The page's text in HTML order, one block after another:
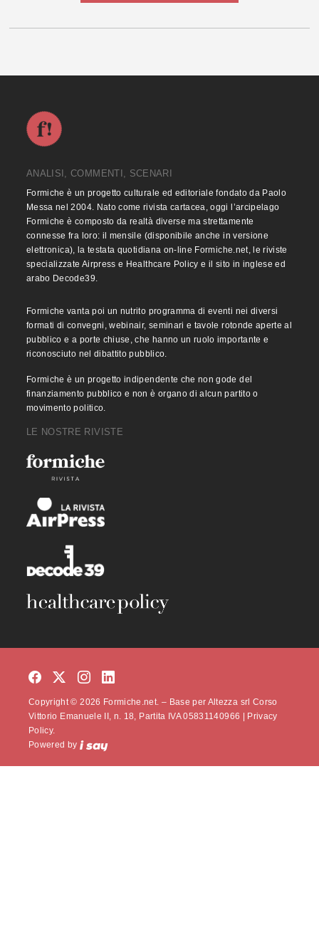
ANALISI, COMMENTI, SCENARI
Formiche è un progetto culturale ed editoriale fondato da Paolo
Messa nel 2004. Nato come rivista cartacea, oggi l’arcipelago
Formiche è composto da realtà diverse ma strettamente
connesse fra loro: il mensile (disponibile anche in versione
elettronica), la testata quotidiana on-line Formiche.net, le riviste
specializzate Airpress e Healthcare Policy e il sito in inglese ed
arabo Decode39.
Formiche vanta poi un nutrito programma di eventi nei diversi
formati di convegni, webinair, seminari e tavole rotonde aperte al
pubblico e a porte chiuse, che hanno un ruolo importante e
riconosciuto nel dibattito pubblico.
Formiche è un progetto indipendente che non gode del
finanziamento pubblico e non è organo di alcun partito o
movimento politico.
LE NOSTRE RIVISTE
Copyright © 2026 Formiche.net. – Base per Altezza srl Corso
Vittorio Emanuele II, n. 18, Partita IVA 05831140966 |
Privacy
Policy.
Powered by